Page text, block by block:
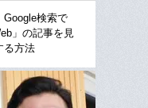
Google検索で
」の記事を見
る方法